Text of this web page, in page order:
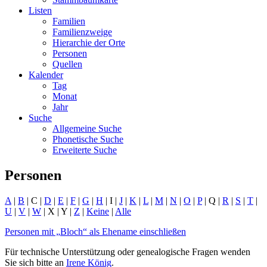
Listen
Familien
Familienzweige
Hierarchie der Orte
Personen
Quellen
Kalender
Tag
Monat
Jahr
Suche
Allgemeine Suche
Phonetische Suche
Erweiterte Suche
Personen
A | B | C | D | E | F | G | H | I | J | K | L | M | N | O | P| Q | R | S | T |
U | V | W | X | Y | Z | Keine | Alle
Personen mit „Bloch“ als Ehename einschließen
Für technische Unterstützung oder genealogische Fragen wenden
Sie sich bitte an Irene König.